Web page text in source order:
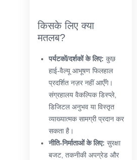
किसके लिए क्या
मतलब?
पर्यटकों/दर्शकों के लिए: कुछ
हाई-वैल्यू आभूषण फिलहाल
प्रदर्शित नज़र नहीं आएँगे।
संग्रहालय वैकल्पिक डिस्प्ले,
डिजिटल अनुभव या विस्तृत
व्याख्यात्मक सामग्री प्रदान कर
सकता है।
नीति-निर्माताओं के लिए: सुरक्षा
बजट, तकनीकी अपग्रेड और